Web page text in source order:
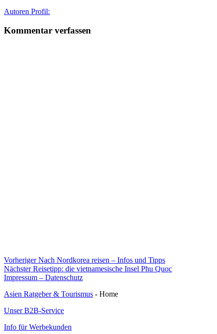
Autor
Autoren Profil:
Kommentar verfassen
Beitragsnavigation
Vorheriger Vorheriger
Beitrag:
Nach Nordkorea reisen – Infos und Tipps
Nächster Nächster
Beitrag:
Reisetipp: die vietnamesische Insel Phu Quoc
Impressum – Datenschutz
Asien Ratgeber & Tourismus - Home
Unser B2B-Service
Info für Werbekunden